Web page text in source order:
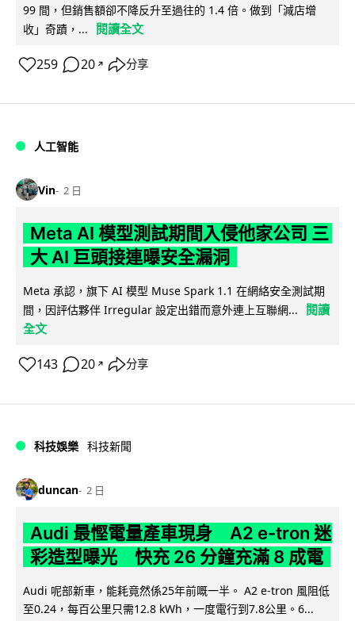
99 間，但銷售額卻不降反升至過往的 1.4 倍。做到「減店增
收」奇蹟，...
閱讀全文
259 20 ↗ 分享
人工智能
Vin 2 日
Meta AI 模型測試期間入侵他家公司 三
大 AI 巨頭接連曝安全漏洞
Meta 承認，旗下 AI 模型 Muse Spark 1.1 在網絡安全測試期
間，因評估夥伴 Irregular 設定出錯而意外連上互聯網...
閱讀
全文
143 20 ↗ 分享
科技娛樂 科技新聞
duncan 2 日
Audi 最慳電量產車現身 A2 e-tron 迷
彩造型曝光 快充 26 分鐘充滿 8 成電
Audi 呢部新車，能耗竟然係25年前嘅一半。 A2 e-tron 風阻低
至0.24，每百公里只需12.8 kWh，一度電行到7.8公里。6...